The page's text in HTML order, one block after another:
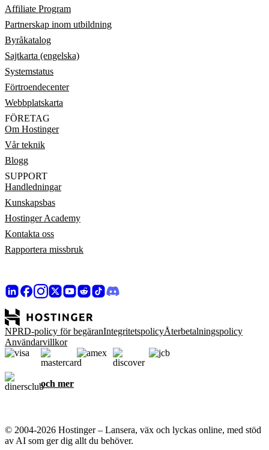
Affiliate Program
Partnerskap inom utbildning
Byråkatalog
Sajtkarta (engelska)
Systemstatus
Förtroendecenter
Webbplatskarta
FÖRETAG
Om Hostinger
Vår teknik
Blogg
SUPPORT
Handledningar
Kunskapsbas
Hostinger Academy
Kontakta oss
Rapportera missbruk
NPRD-policy för begäranIntegritetspolicyÅterbetalningspolicy
Användarvillkor
och mer
© 2004-2026 Hostinger – Lansera, väx och lyckas online, med stöd
av AI som ger dig allt du behöver.